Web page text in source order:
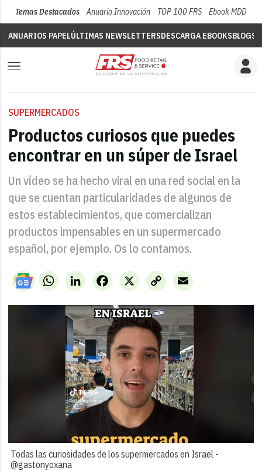
Temas Destacados Anuario Innovación TOP 100 FRS Ebook MDD
ANUARIOS PAPELÚLTIMAS NEWSLETTERSDESCARGA EBOOKSBLOGS
SUPERMERCADOS
Productos curiosos que puedes
encontrar en un súper de Israel
Un vídeo se ha hecho viral en una red social en la
que se cuentan particularidades de algunos de
estos establecimientos, que comercializan
productos impensables en un supermercado
español, por ejemplo. Os lo contamos.
WhatsAppLinkedIn X
Facebook
Copy
Link
Email
Todas las curiosidades de los supermercados en Israel -
@gastonyoxana